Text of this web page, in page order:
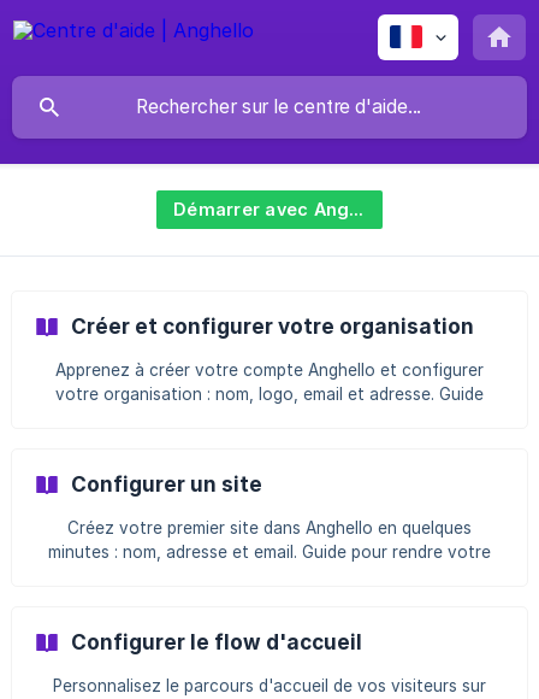
Démarrer avec Anghello
Créer et configurer votre organisation
Apprenez à créer votre compte Anghello et configurer
votre organisation : nom, logo, email et adresse. Guide
Configurer un site
Créez votre premier site dans Anghello en quelques
minutes : nom, adresse et email. Guide pour rendre votre
Configurer le flow d'accueil
Personnalisez le parcours d'accueil de vos visiteurs sur